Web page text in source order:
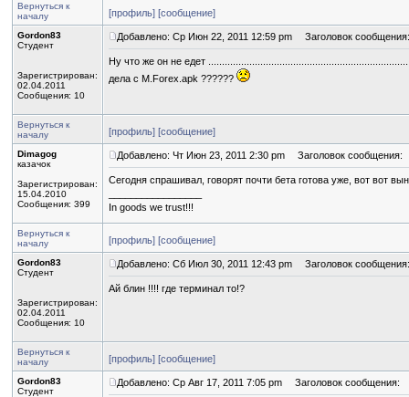
Вернуться к
началу
[профиль] [сообщение]
Gordon83
Студент
Зарегистрирован:
02.04.2011
Сообщения: 10
Добавлено: Ср Июн 22, 2011 12:59 pm Заголовок сообщения:
Ну что же он не едет
дела с M.Forex.apk ??????
Вернуться к
началу
[профиль] [сообщение]
Dimagog
казачок
Зарегистрирован:
15.04.2010
Сообщения: 399
Добавлено: Чт Июн 23, 2011 2:30 pm Заголовок сообщения:
Сегодня спрашивал, говорят почти бета готова уже, вот вот
In goods we trust!!!
Вернуться к
началу
[профиль] [сообщение]
Gordon83
Студент
Зарегистрирован:
02.04.2011
Сообщения: 10
Добавлено: Сб Июл 30, 2011 12:43 pm Заголовок сообщения:
Ай блин !!!! где терминал то!?
Вернуться к
началу
[профиль] [сообщение]
Gordon83
Студент
Добавлено: Ср Авг 17, 2011 7:05 pm Заголовок сообщения: